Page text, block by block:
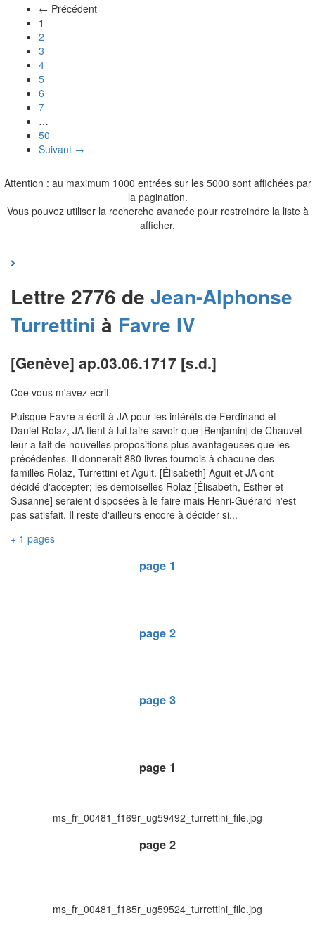
← Précédent
1
2
3
4
5
6
7
…
50
Suivant →
Attention : au maximum 1000 entrées sur les 5000 sont affichées par
la pagination.
Vous pouvez utiliser la recherche avancée pour restreindre la liste à
afficher.
Lettre 2776 de Jean-Alphonse
Turrettini à Favre IV
[Genève] ap.03.06.1717 [s.d.]
Coe vous m'avez ecrit
Puisque Favre a écrit à JA pour les intérêts de Ferdinand et
Daniel Rolaz, JA tient à lui faire savoir que [Benjamin] de Chauvet
leur a fait de nouvelles propositions plus avantageuses que les
précédentes. Il donnerait 880 livres tournois à chacune des
familles Rolaz, Turrettini et Aguit. [Élisabeth] Aguit et JA ont
décidé d'accepter; les demoiselles Rolaz [Élisabeth, Esther et
Susanne] seraient disposées à le faire mais Henri-Guérard n'est
pas satisfait. Il reste d'ailleurs encore à décider si...
+ 1 pages
page 1
page 2
page 3
page 1
ms_fr_00481_f169r_ug59492_turrettini_file.jpg
page 2
ms_fr_00481_f185r_ug59524_turrettini_file.jpg